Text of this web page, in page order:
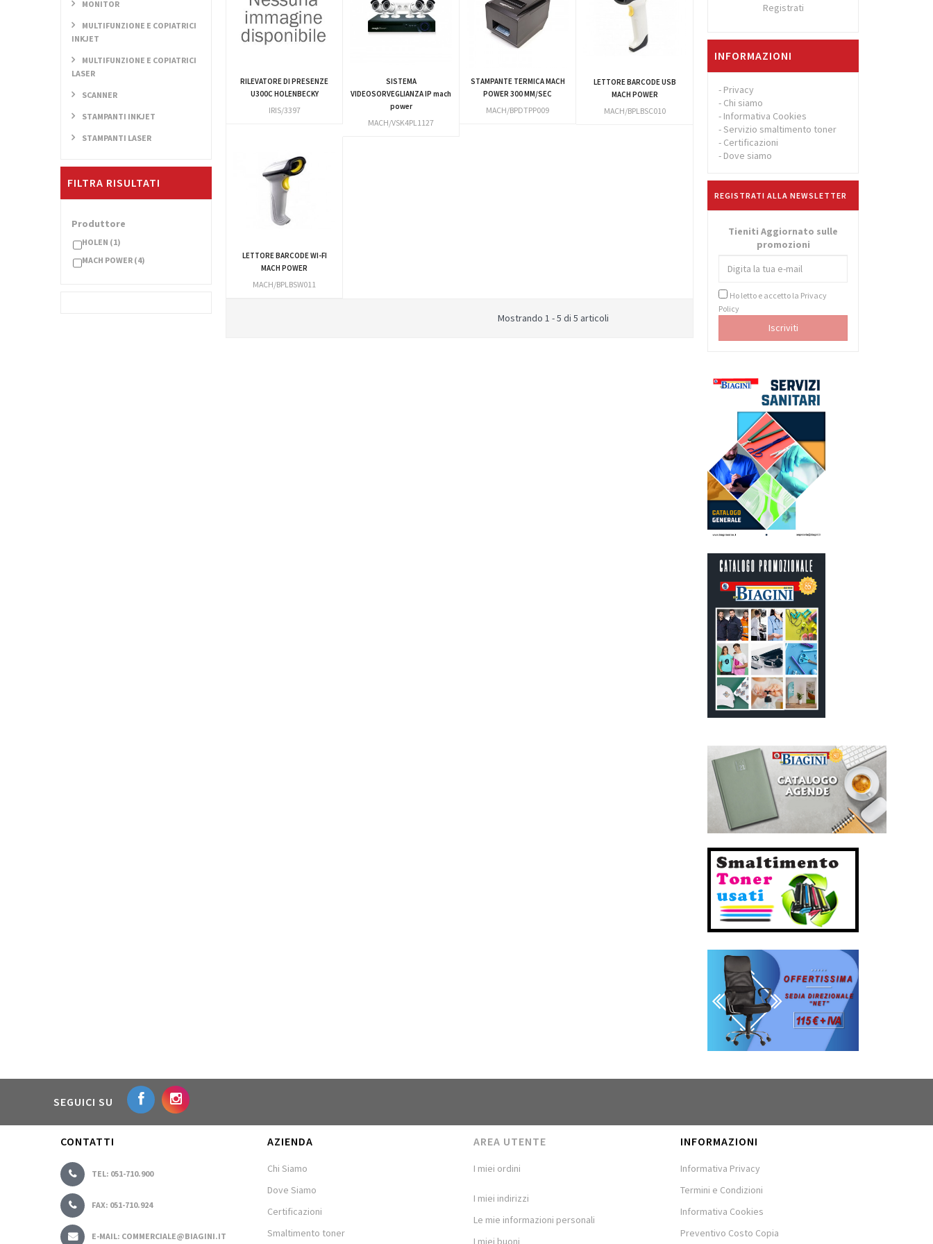
MONITOR
MULTIFUNZIONE E COPIATRICI
INKJET
MULTIFUNZIONE E COPIATRICI
LASER
SCANNER
STAMPANTI INKJET
STAMPANTI LASER
FILTRA RISULTATI
Produttore
HOLEN (1)
MACH POWER (4)
RILEVATORE DI PRESENZE
U300C HOLENBECKY
IRIS/3397
SISTEMA
VIDEOSORVEGLIANZA IP mach
power
MACH/VSK4PL1127
STAMPANTE TERMICA MACH
POWER 300 MM/SEC
MACH/BPDTPP009
LETTORE BARCODE USB
MACH POWER
MACH/BPLBSC010
LETTORE BARCODE WI-FI
MACH POWER
MACH/BPLBSW011
Mostrando 1 - 5 di 5 articoli
Registrati
INFORMAZIONI
- Privacy
- Chi siamo
- Informativa Cookies
-Servizio smaltimento toner
- Certificazioni
- Dove siamo
REGISTRATI ALLA NEWSLETTER
Tieniti Aggiornato sulle
promozioni
Ho letto e accetto la Privacy
Policy
SEGUICI SU
CONTATTI
TEL: 051-710.900
FAX: 051-710.924
E-MAIL: COMMERCIALE@BIAGINI.IT
AZIENDA
Chi Siamo
Dove Siamo
Certificazioni
Smaltimento toner
AREA UTENTE
I miei ordini
I miei indirizzi
Le mie informazioni personali
I miei buoni
INFORMAZIONI
Informativa Privacy
Termini e Condizioni
Informativa Cookies
Preventivo Costo Copia